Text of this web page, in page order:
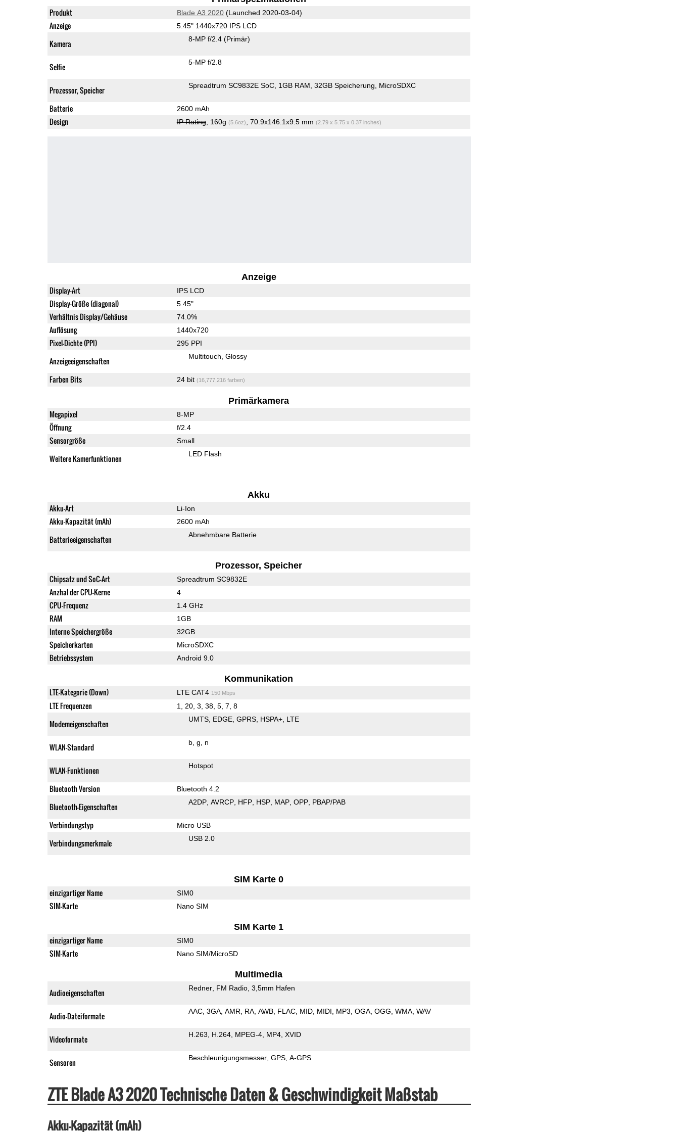
Produkt Blade A3 2020(Launched 2020-03-04)
Anzeige 5.45" 1440x720 IPS LCD
Kamera 8-MP f/2.4 (Primär)
Selfie 5-MP f/2.8
Prozessor, Speicher Spreadtrum SC9832E SoC 1GB RAM 32GB Speicherung MicroSDXC
Batterie 2600 mAh
Design IP Rating, 160g (5.6oz) , 70.9x146.1x9.5 mm (2.79 x 5.75 x 0.37 inches)
Anzeige
Display-Art IPS LCD
Display-Größe (diagonal) 5.45"
Verhältnis Display/Gehäuse 74.0%
Auflösung 1440x720
Pixel-Dichte (PPI) 295 PPI
Anzeigeeigenschaften Multitouch Glossy
Farben Bits 24 bit (16,777,216 farben)
Primärkamera
Megapixel 8-MP
Öffnung f/2.4
Sensorgröße Small
Weitere Kamerfunktionen LED Flash
Akku
Akku-Art Li-Ion
Akku-Kapazität (mAh) 2600 mAh
Batterieeigenschaften Abnehmbare Batterie
Prozessor, Speicher
Chipsatz und SoC-Art Spreadtrum SC9832E
Anzhal der CPU-Kerne 4
CPU-Frequenz 1.4 GHz
RAM 1GB
Interne Speichergröße 32GB
Speicherkarten MicroSDXC
Betriebssystem Android 9.0
Kommunikation
LTE-Kategorie (Down) LTE CAT4 150 Mbps
LTE Frequenzen 1, 20, 3, 38, 5, 7, 8
Modemeigenschaften UMTS EDGE GPRS HSPA+ LTE
WLAN-Standard b g n
WLAN-Funktionen Hotspot
Bluetooth Version Bluetooth 4.2
Bluetooth-Eigenschaften A2DP AVRCP HFP HSP MAP OPP PBAP/PAB
Verbindungstyp Micro USB
Verbindungsmerkmale USB 2.0
SIM Karte 0
einzigartiger Name SIM0
SIM-Karte Nano SIM
SIM Karte 1
einzigartiger Name SIM0
SIM-Karte Nano SIM/MicroSD
Multimedia
Audioeigenschaften Redner FM Radio 3,5mm Hafen
Audio-Dateiformate AAC 3GA AMR RA AWB FLAC MID MIDI MP3 OGA OGG WMA WAV
Videoformate H.263 H.264 MPEG-4 MP4 XVID
Sensoren Beschleunigungsmesser GPS A-GPS
ZTE Blade A3 2020 Technische Daten & Geschwindigkeit Maßstab
Akku-Kapazität (mAh)